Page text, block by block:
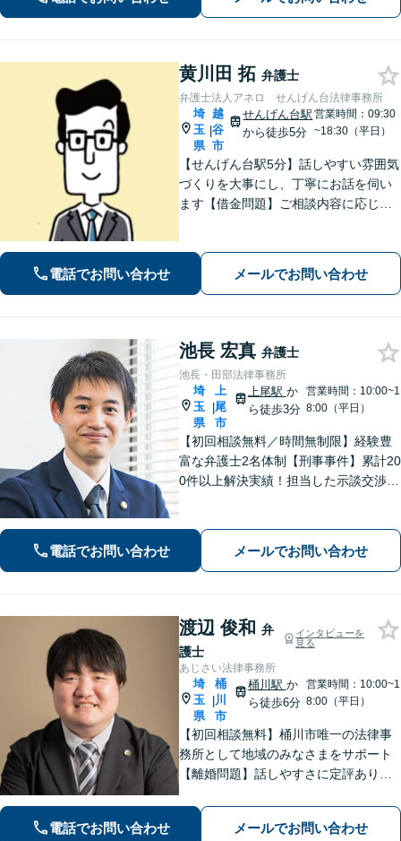
岡駅8分】【駐車場あり】
黄川田 拓 弁護士
弁護士法人アネロ せんげん台法律事務所
埼
玉
県
|
越
谷
市
せんげん台駅
から徒歩5分
営業時間：09:30
~18:30（平日）
【せんげん台駅5分】話しやすい雰囲気
づくりを大事にし、丁寧にお話を伺い
ます【借金問題】ご相談内容に応じて
勤務経験を活かし、相談者さま目線に
立った的確なアドバイスを【初回相談
電話でお問い合わせ メールでお問い合わせ
池長 宏真 弁護士
池長・田部法律事務所
埼
玉
県
|
上
尾
市
上尾駅 か
ら徒歩3分
営業時間：10:00~1
8:00（平日）
【初回相談無料／時間無制限】経験豊
富な弁護士2名体制【刑事事件】累計20
0件以上解決実績！担当した示談交渉の
料請求や財産分与、親権、養育費な
ど、累計200件以上の解決実績【上尾駅
電話でお問い合わせ メールでお問い合わせ
渡辺 俊和 弁
護士
インタビューを
見る
あじさい法律事務所
埼
玉
県
|
桶
川
市
桶川駅 か
ら徒歩6分
営業時間：10:00~1
8:00（平日）
【初回相談無料】桶川市唯一の法律事
務所として地域のみなさまをサポート
【離婚問題】話しやすさに定評あり！1
イス【インターネット】スピーディー
な対応で円滑な解決を目指します【桶
電話でお問い合わせ メールでお問い合わせ